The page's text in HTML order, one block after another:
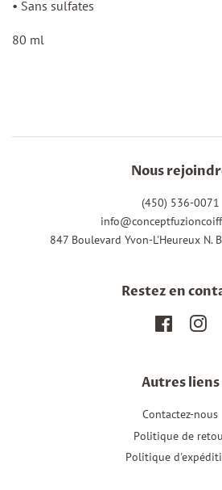
• Sans sulfates
80 ml
Nous
(450) 536-0071
847 Boulevard Yvon-L'Heureux N.
Restez en
Facebook
Autres liens
Contactez-nous
Politique de
Politique